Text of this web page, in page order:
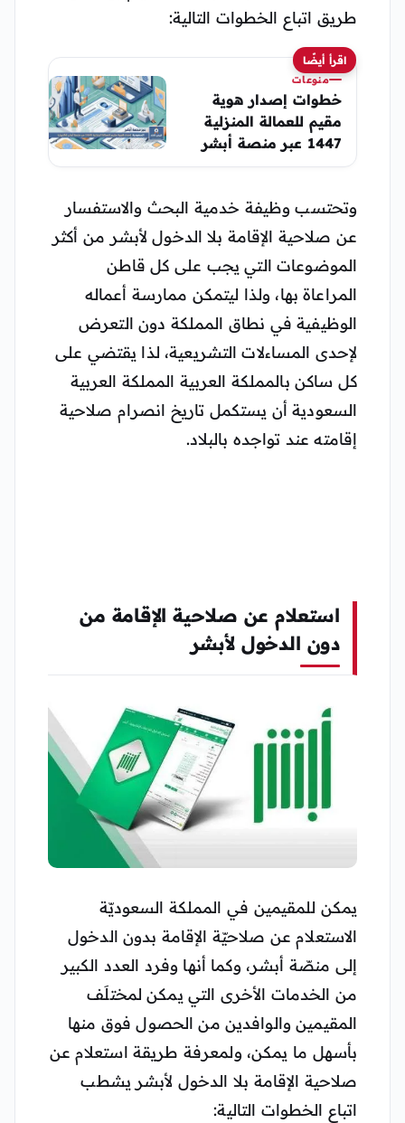
طريق اتباع الخطوات التالية:
اقرأ أيضًا
منوعات
خطوات إصدار هوية
مقيم للعمالة المنزلية
1447 عبر منصة أبشر
وتحتسب وظيفة خدمية البحث والاستفسار
عن صلاحية الإقامة بلا الدخول لأبشر من أكثر
الموضوعات التي يجب على كل قاطن
المراعاة بها، ولذا ليتمكن ممارسة أعماله
الوظيفية في نطاق المملكة دون التعرض
لإحدى المساءلات التشريعية، لذا يقتضي على
كل ساكن بالمملكة العربية المملكة العربية
السعودية أن يستكمل تاريخ انصرام صلاحية
إقامته عند تواجده بالبلاد.
استعلام عن صلاحية الإقامة من
دون الدخول لأبشر
يمكن للمقيمين في المملكة السعوديّة
الاستعلام عن صلاحيّة الإقامة بدون الدخول
إلى منصّة أبشر، وكما أنها وفرد العدد الكبير
من الخدمات الأخرى التي يمكن لمختلَف
المقيمين والوافدين من الحصول فوق منها
بأسهل ما يمكن، ولمعرفة طريقة استعلام عن
صلاحية الإقامة بلا الدخول لأبشر يشطب
اتباع الخطوات التالية: